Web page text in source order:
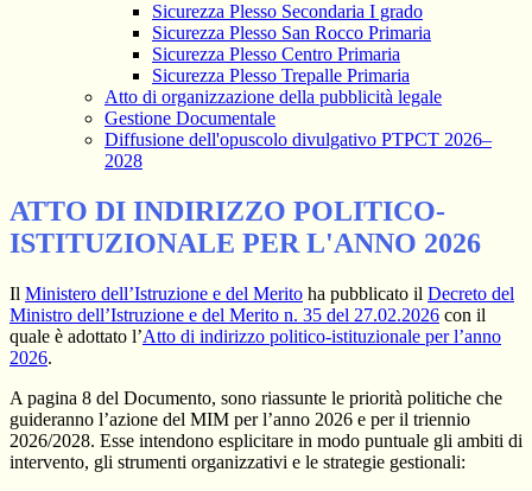
Sicurezza Plesso Secondaria I grado
Sicurezza Plesso San Rocco Primaria
Sicurezza Plesso Centro Primaria
Sicurezza Plesso Trepalle Primaria
Atto di organizzazione della pubblicità legale
Gestione Documentale
Diffusione dell'opuscolo divulgativo PTPCT 2026–
2028
ATTO DI INDIRIZZO POLITICO-
ISTITUZIONALE PER L'ANNO 2026
Il Ministero dell’Istruzione e del Merito ha pubblicato il Decreto del
Ministro dell’Istruzione e del Merito n. 35 del 27.02.2026 con il
quale è adottato l’Atto di indirizzo politico-istituzionale per l’anno
2026.
A pagina 8 del Documento, sono riassunte le priorità politiche che
guideranno l’azione del MIM per l’anno 2026 e per il triennio
2026/2028. Esse intendono esplicitare in modo puntuale gli ambiti di
intervento, gli strumenti organizzativi e le strategie gestionali: